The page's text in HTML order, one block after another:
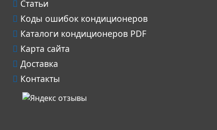
Статьи
Коды ошибок кондиционеров
Каталоги кондиционеров PDF
Карта сайта
Доставка
Контакты